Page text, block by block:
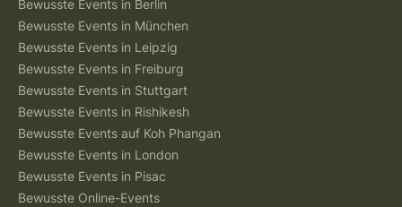
Bewusste Events in Berlin
Bewusste Events in München
Bewusste Events in Leipzig
Bewusste Events in Freiburg
Bewusste Events in Stuttgart
Bewusste Events in Rishikesh
Bewusste Events auf Koh Phangan
Bewusste Events in London
Bewusste Events in Pisac
Bewusste Online-Events